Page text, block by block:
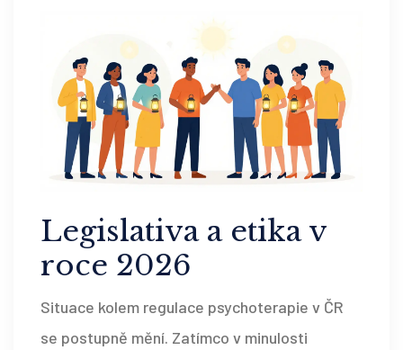
Legislativa a etika v
roce 2026
Situace kolem regulace psychoterapie v ČR
se postupně mění. Zatímco v minulosti